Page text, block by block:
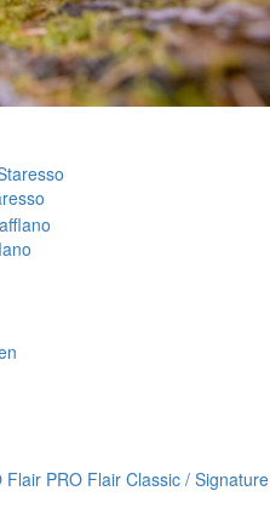
Flair PRO Flair Classic / Signature